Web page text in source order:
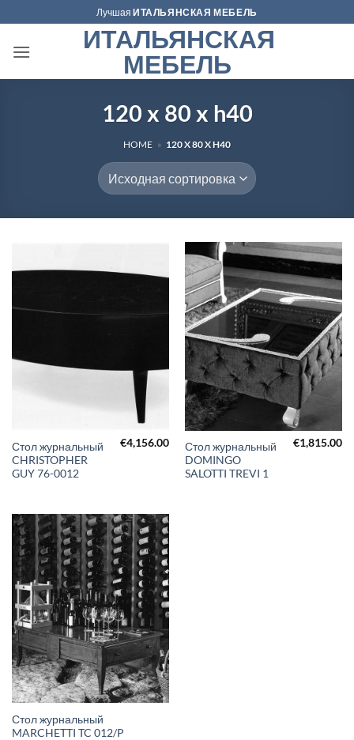
to
content
ЛучшаяИТАЛЬЯНСКАЯ МЕБЕЛЬ
ИТАЛЬЯНСКАЯ
МЕБЕЛЬ
120 x 80 x h40
HOME » 120 X 80 X H40
Стол журнальный
CHRISTOPHER
GUY 76-0012
€4,156.00
Стол журнальный
DOMINGO
SALOTTI TREVI 1
€1,815.00
Стол журнальный
MARCHETTI TC 012/P